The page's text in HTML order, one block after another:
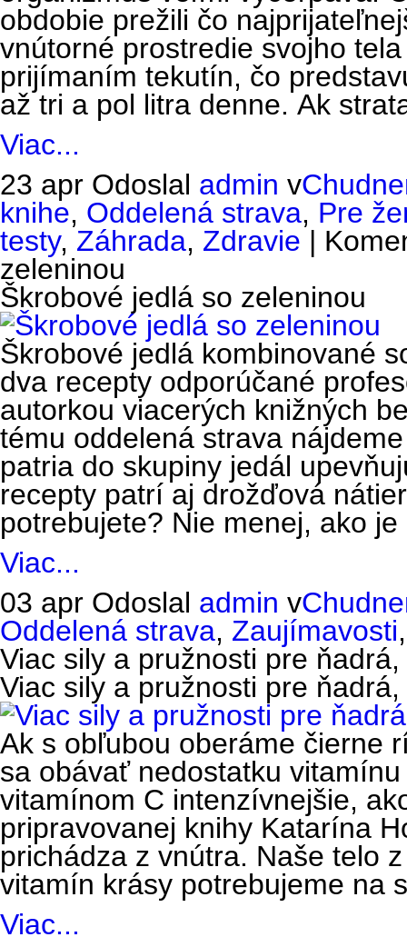
obdobie prežili čo
vnútorné prostredie svojho
prijímaním tekutín, čo
až tri a pol litra denne. Ak
Viac...
23 apr Odoslal admin v
knihe, Oddelená strava, Pre
testy, Záhrada, Zdravie |
zeleninou
Škrobové jedlá so zeleninou
Škrobové jedlá kombinované
dva recepty odporúčané
autorkou viacerých knižných
tému oddelená strava
patria do skupiny jedál
recepty patrí aj drožďová
potrebujete? Nie menej, ako
Viac...
03 apr Odoslal admin v
Oddelená strava, Zaujímavosti
Viac sily a pružnosti pre
Viac sily a pružnosti pre
Ak s obľubou oberáme čierne
sa obávať nedostatku
vitamínom C intenzívnejšie,
pripravovanej knihy Katarína
prichádza z vnútra. Naše telo
vitamín krásy potrebujeme na
Viac...